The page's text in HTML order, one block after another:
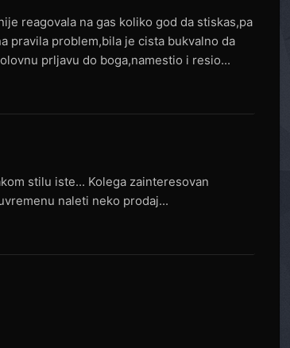
reagovala na gas koliko god da stiskas,pa
pravila problem,bila je cista bukvalno da
prljavu do boga,namestio i resio...
stilu iste... Kolega zainteresovan
naleti neko prodaj...